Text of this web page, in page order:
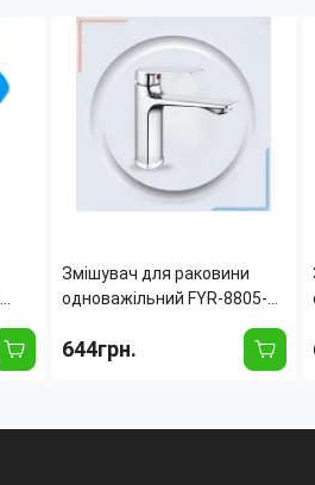
Змішувач для раковини
одноважільний FYR-8805-
сталі, сучасний дизайн,
644грн.